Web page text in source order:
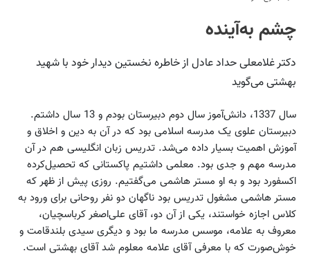
چشم به‌آینده
دکتر غلامعلی حداد عادل از خاطره نخستین دیدار خود با شهید
بهشتی می‌گوید
سال 1337، دانش‌آموز سال دوم دبیرستان بودم و 13 سال داشتم.
دبیرستان علوی یک مدرسه اسلامی بود که در آن به دین و اخلاق و
آموزش اهمیت بسیار داده می‌شد. تدریس زبان انگلیسی هم در آن
مدرسه مهم و جدی بود. معلمی داشتیم پاکستانی که تحصیل‌کرده
اکسفورد بود و به او مستر هاشمی می‌گفتیم. روزی پیش از ظهر که
مستر هاشمی مشغول تدریس بود ناگهان دو نفر روحانی برای ورود به
کلاس اجازه خواستند، یکی از آن دو، آقای علی‌اصغر کرباسچیان،
معروف به علامه، موسس مدرسه ما بود و دیگری سیدی بلندقامت و
خوش‌صورت که با معرفی آقای علامه معلوم شد آقای بهشتی است.